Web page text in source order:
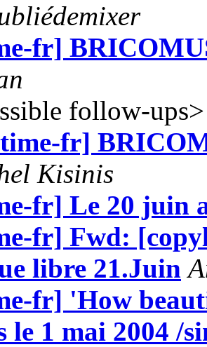
fr]
follow-ups>
fr]
Kisinis
fr] Le 20 juin
fr] Fwd:
libre 21.Juin
fr] 'How
le 1 mai 2004 /